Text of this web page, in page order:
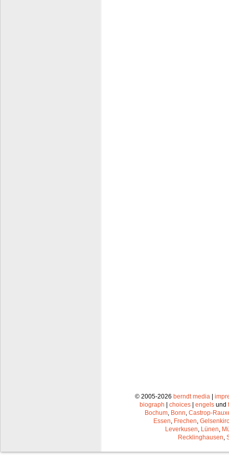
© 2005-2026 berndt media |
biograph | choices | engels und
Bochum Bonn Castrop-
Essen Frechen
Leverkusen Lünen
Recklinghausen